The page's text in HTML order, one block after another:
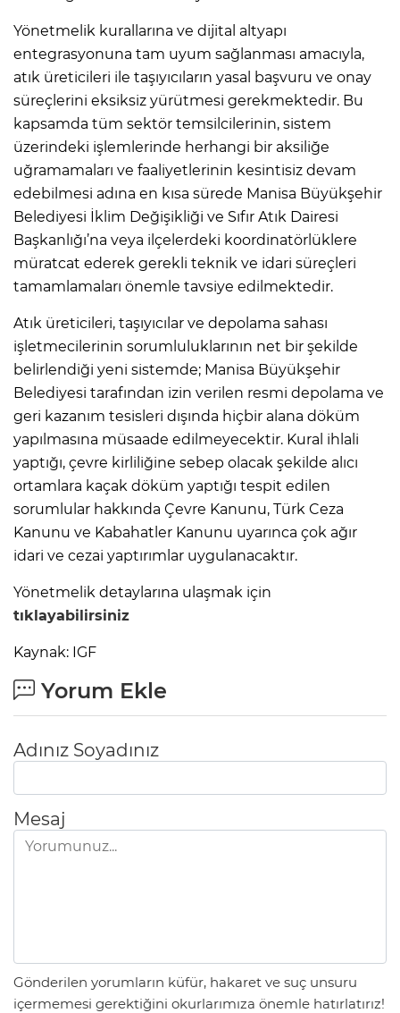
Yönetmelik kurallarına ve dijital altyapı
entegrasyonuna tam uyum sağlanması amacıyla,
atık üreticileri ile taşıyıcıların yasal başvuru ve onay
süreçlerini eksiksiz yürütmesi gerekmektedir. Bu
kapsamda tüm sektör temsilcilerinin, sistem
üzerindeki işlemlerinde herhangi bir aksiliğe
uğramamaları ve faaliyetlerinin kesintisiz devam
edebilmesi adına en kısa sürede Manisa Büyükşehir
Belediyesi İklim Değişikliği ve Sıfır Atık Dairesi
Başkanlığı’na veya ilçelerdeki koordinatörlüklere
müratcat ederek gerekli teknik ve idari süreçleri
tamamlamaları önemle tavsiye edilmektedir.
Atık üreticileri, taşıyıcılar ve depolama sahası
işletmecilerinin sorumluluklarının net bir şekilde
belirlendiği yeni sistemde; Manisa Büyükşehir
Belediyesi tarafından izin verilen resmi depolama ve
geri kazanım tesisleri dışında hiçbir alana döküm
yapılmasına müsaade edilmeyecektir. Kural ihlali
yaptığı, çevre kirliliğine sebep olacak şekilde alıcı
ortamlara kaçak döküm yaptığı tespit edilen
sorumlular hakkında Çevre Kanunu, Türk Ceza
Kanunu ve Kabahatler Kanunu uyarınca çok ağır
idari ve cezai yaptırımlar uygulanacaktır.
Yönetmelik detaylarına ulaşmak için
tıklayabilirsiniz
Kaynak: IGF
Yorum Ekle
Adınız Soyadınız
Mesaj
Gönderilen yorumların küfür, hakaret ve suç unsuru
içermemesi gerektiğini okurlarımıza önemle hatırlatırız!